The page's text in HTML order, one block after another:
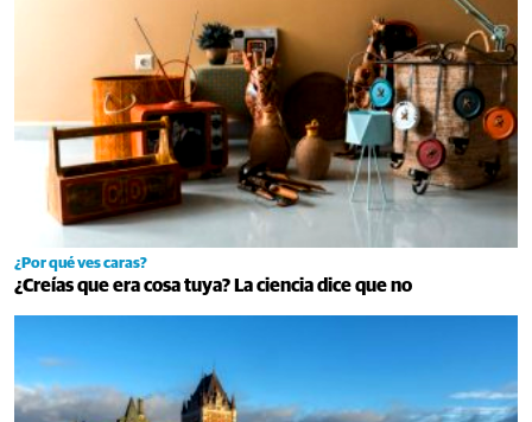
¿Por qué ves caras?
¿Creías que era cosa tuya? La ciencia dice que no